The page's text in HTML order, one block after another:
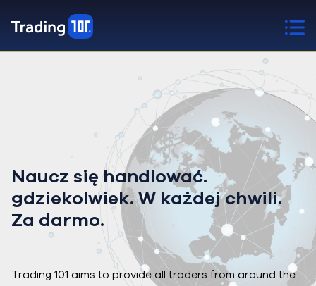
Naucz się handlować.
gdziekolwiek. W każdej chwili.
Za darmo.
Trading 101 aims to provide all traders from around the